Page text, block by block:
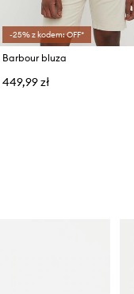
-25% z kodem: OFF*
Barbour bluza
449,99 zł